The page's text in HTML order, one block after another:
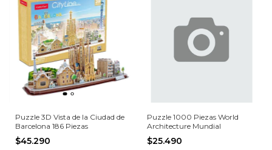
Puzzle 3D Vista de la Ciudad de
Barcelona 186 Piezas
$45.290
Puzzle 1000 Piezas World
Architecture Mundial
$25.490